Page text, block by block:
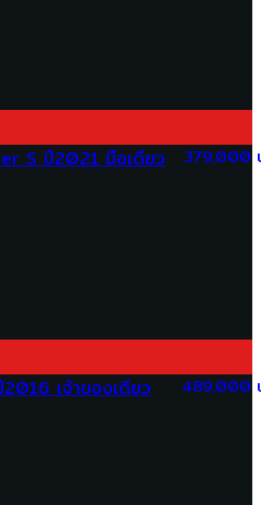
379,000
S ปี2021 มือเดียว
489,000
เจ้าของเดียว